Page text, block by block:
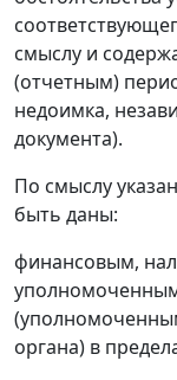
смыслу и
(отчетным)
недоимка,
документа).
По смыслу
быть даны:
финансовым,
органа) в